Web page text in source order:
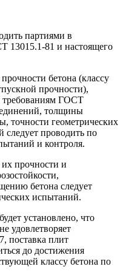
партиями в
13015.1-81 и настоящего
бетона (классу
прочности),
требованиям ГОСТ
толщины
точности геометрических
следует проводить по
и контроля.
прочности и
бетона следует
испытаний.
установлено, что
удовлетворяет
поставка плит
до достижения
классу бетона по